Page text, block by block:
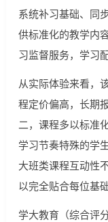
系统补习基础、同
供标准化的教学内
习监督服务，学习
从实际体验来看，
程定价偏高，长期
二，课程多以标准
学习节奏特殊的学
大班类课程互动性
以完全贴合每位基
学大教育（综合评分